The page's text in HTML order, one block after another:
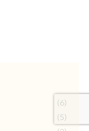
(6)
(5)